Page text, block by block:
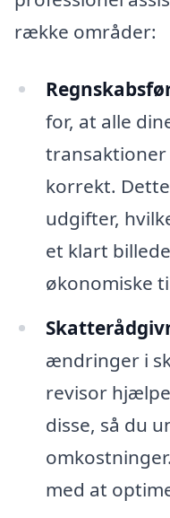
række områder:
for, at alle
korrekt.
udgifter,
et klart
økonomiske
ændringer i
revisor
disse, så du
med at